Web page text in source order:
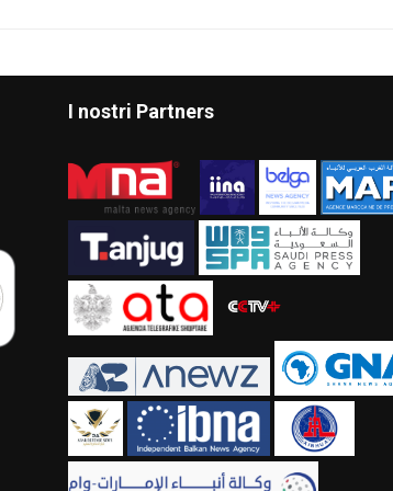
I nostri Partners